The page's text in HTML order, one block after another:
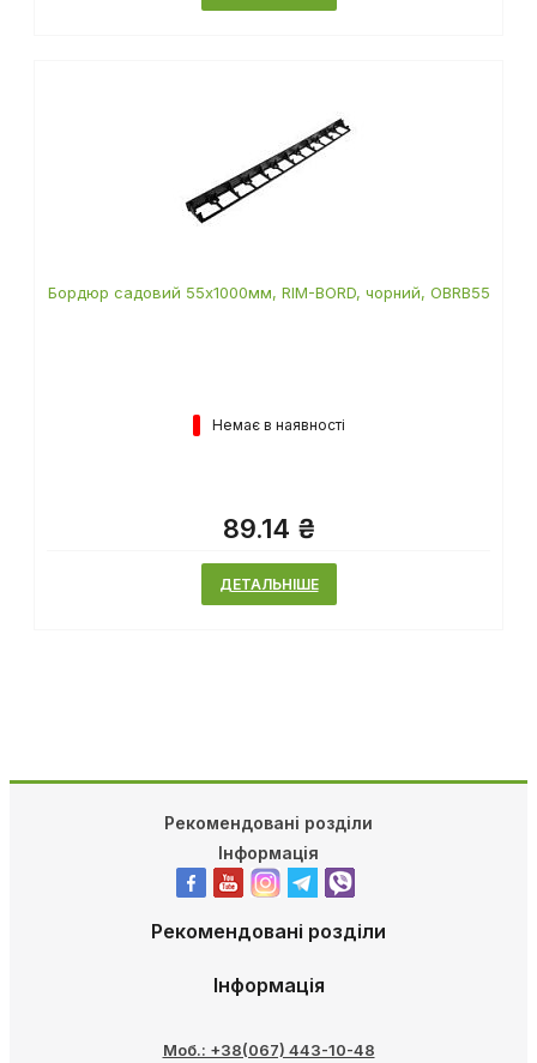
Бордюр садовий 55х1000мм, RIM-BORD, чорний, OBRB55
Немає в наявності
89.14 ₴
ДЕТАЛЬНІШЕ
Рекомендовані розділи
Інформація
Рекомендовані розділи
Інформація
Моб.: +38(067) 443-10-48